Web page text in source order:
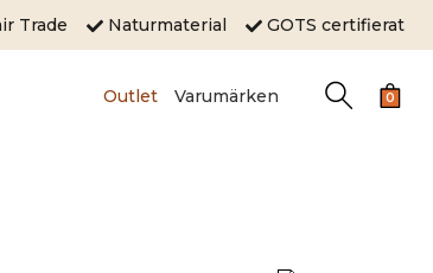
Trade Naturmaterial GOTS certifierat
Outlet Varumärken 0